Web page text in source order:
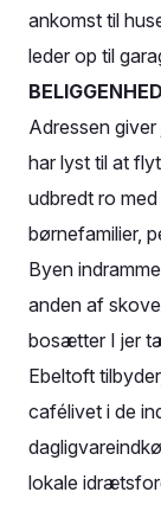
ankomst til
leder op til
BELIGGENHED
Adressen
har lyst til at
udbredt ro
børnefamilier,
Byen
anden af
bosætter I jer
Ebeltoft
cafélivet i de
lokale